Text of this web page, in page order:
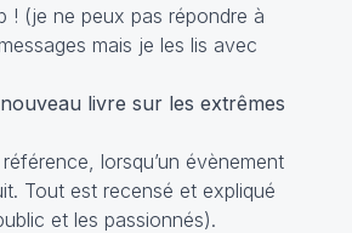
! (je ne peux pas répondre à
mais je les lis avec
livre sur les extrêmes
référence, lorsqu’un évènement
Tout est recensé et expliqué
et les passionnés).